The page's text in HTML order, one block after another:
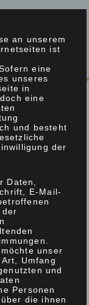
an unserem
ist
eine
unseres
in
eine
und besteht
der
Daten,
E-Mail-
unser
Umfang
und
Personen
die ihnen